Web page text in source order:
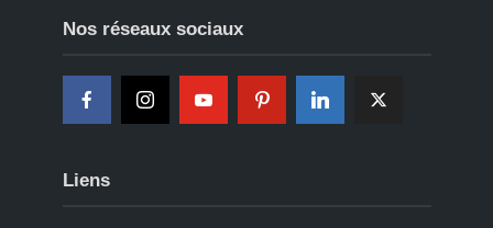
Nos réseaux sociaux
Liens